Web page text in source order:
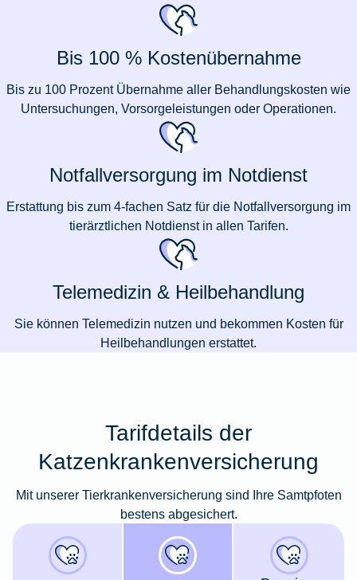
Bis 100 % Kostenübernahme
Bis zu 100 Prozent Übernahme aller Behandlungskosten wie
Untersuchungen, Vorsorgeleistungen oder Operationen.
Notfallversorgung im Notdienst
Erstattung bis zum 4-fachen Satz für die Notfallversorgung im
tierärztlichen Notdienst in allen Tarifen.
Telemedizin & Heilbehandlung
Sie können Telemedizin nutzen und bekommen Kosten für
Heilbehandlungen erstattet.
Tarifdetails der
Katzenkrankenversicherung
Mit unserer Tierkrankenversicherung sind Ihre Samtpfoten
bestens abgesichert.